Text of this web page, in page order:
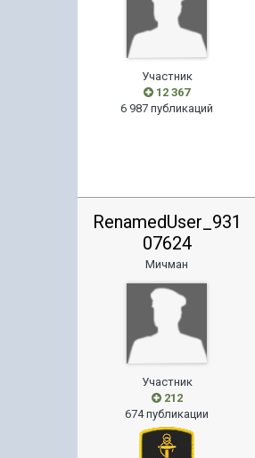
Участник
12 367
6 987 публикаций
RenamedUser_931
07624
Мичман
Участник
212
674 публикации